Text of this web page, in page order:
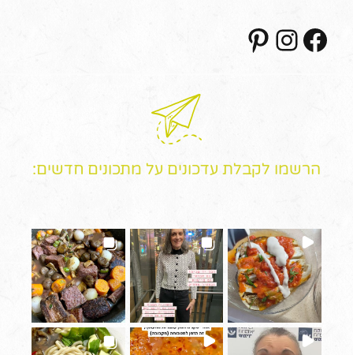
Facebook
Instagram
הרשמו לקבלת עדכונים על מתכונים חדשים: